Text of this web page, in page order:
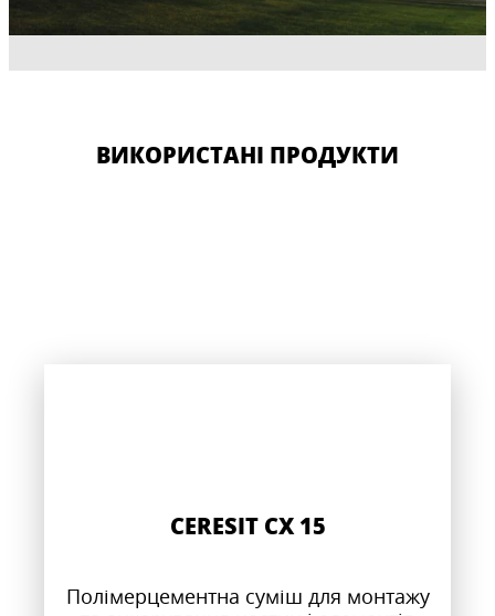
ВИКОРИСТАНІ ПРОДУКТИ
CERESIT CX 15
Полімерцементна суміш для монтажу